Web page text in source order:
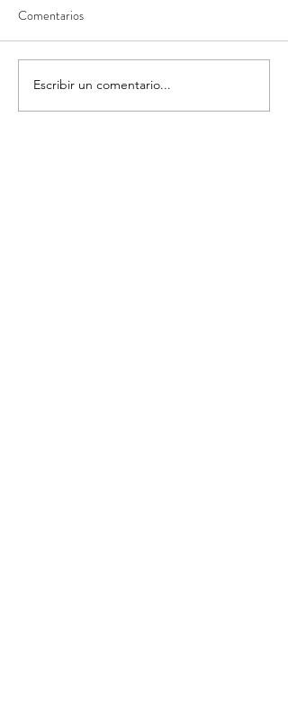
La historia.
Comentarios
Escribir un comentario...